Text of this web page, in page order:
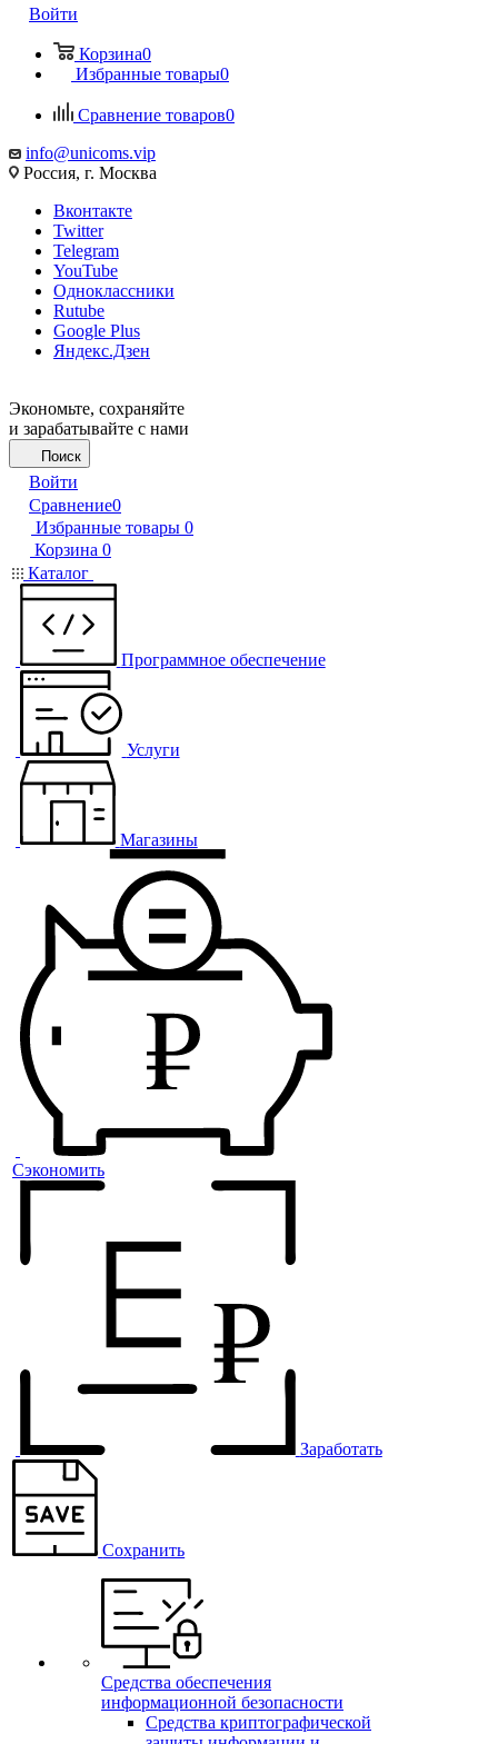
Войти
Корзина0
Избранные товары0
Сравнение товаров0
info@unicoms.vip
Россия, г. Москва
Вконтакте
Twitter
Telegram
YouTube
Одноклассники
Rutube
Google Plus
Яндекс.Дзен
Экономьте, сохраняйте
и зарабатывайте с нами
Поиск
Войти
Сравнение0
Избранные товары 0
Корзина 0
Каталог
Программное обеспечение
Услуги
Магазины
Сэкономить
Заработать
Сохранить
Средства обеспечения
информационной безопасности
Средства криптографической